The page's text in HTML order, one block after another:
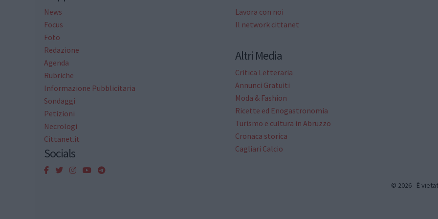
News
Focus
Foto
Redazione
Agenda
Rubriche
Informazione Pubblicitaria
Sondaggi
Petizioni
Necrologi
Cittanet.it
Socials
Lavora con noi
Il network cittanet
Altri Media
Critica Letteraria
Annunci Gratuiti
Moda & Fashion
Ricette ed Enogastronomia
Turismo e cultura in Abruzzo
Cronaca storica
Cagliari Calcio
© 2026 - È